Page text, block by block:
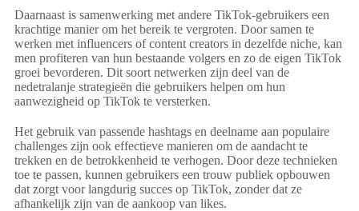
Daarnaast is samenwerking met andere TikTok-gebruikers een
krachtige manier om het bereik te vergroten. Door samen te
werken met influencers of content creators in dezelfde niche, kan
men profiteren van hun bestaande volgers en zo de eigen TikTok
groei bevorderen. Dit soort netwerken zijn deel van de
nedetralanje strategieën die gebruikers helpen om hun
aanwezigheid op TikTok te versterken.
Het gebruik van passende hashtags en deelname aan populaire
challenges zijn ook effectieve manieren om de aandacht te
trekken en de betrokkenheid te verhogen. Door deze technieken
toe te passen, kunnen gebruikers een trouw publiek opbouwen
dat zorgt voor langdurig succes op TikTok, zonder dat ze
afhankelijk zijn van de aankoop van likes.